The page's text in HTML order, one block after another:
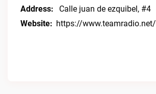
Address:
Calle juan de ezquibel, #4
Website: https://www.teamradio.net/